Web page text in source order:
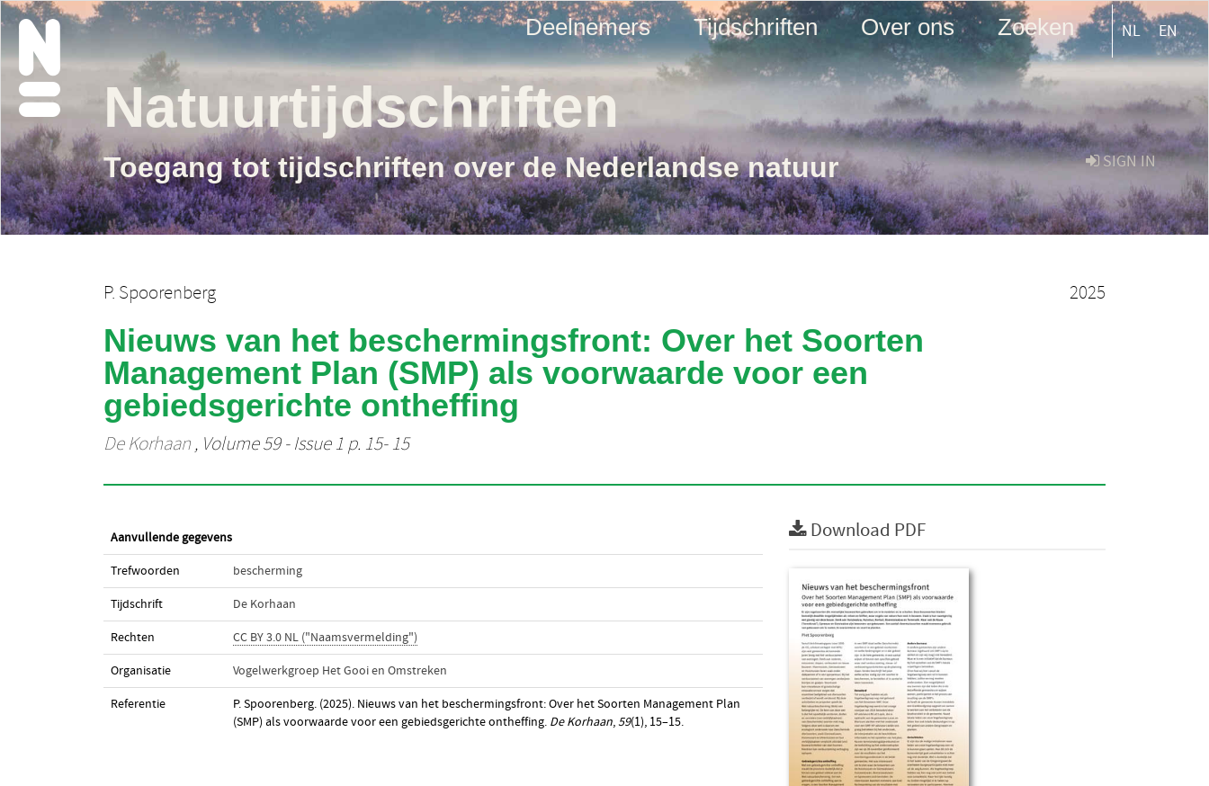
Deelnemers Tijdschriften Over ons Zoeken NL EN
SIGN IN
Natuurtijdschriften
Toegang tot tijdschriften over de Nederlandse natuur
P. Spoorenberg 2025
Nieuws van het beschermingsfront: Over het Soorten
Management Plan (SMP) als voorwaarde voor een
gebiedsgerichte ontheffing
De Korhaan, Volume 59 - Issue 1 p. 15- 15
Aanvullende gegevens
Trefwoorden bescherming
Tijdschrift De Korhaan
Rechten CC BY 3.0 NL ("Naamsvermelding")
Organisatie Vogelwerkgroep Het Gooi en Omstreken
Referentie
P. Spoorenberg. (2025). Nieuws van het beschermingsfront: Over het Soorten Management Plan
(SMP) als voorwaarde voor een gebiedsgerichte ontheffing. De Korhaan,59(1), 15–15.
Download PDF